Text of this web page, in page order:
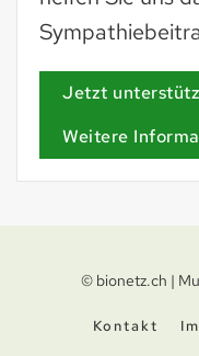
Jetzt
Weitere
© bionetz.ch |
Kontakt